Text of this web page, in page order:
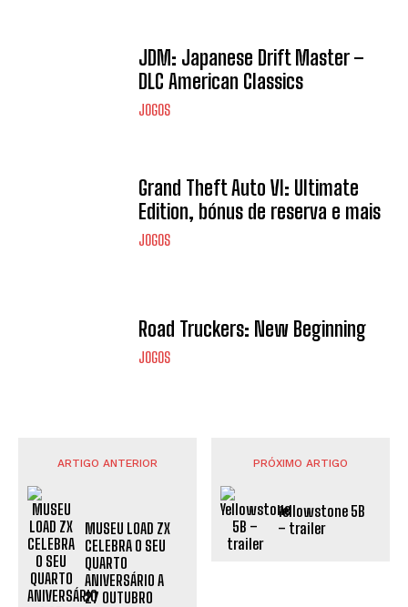
JDM: Japanese Drift Master –
DLC American Classics
JOGOS
Grand Theft Auto VI: Ultimate
Edition, bónus de reserva e mais
JOGOS
Road Truckers: New Beginning
JOGOS
ARTIGO ANTERIOR
MUSEU LOAD ZX
CELEBRA O SEU
QUARTO
ANIVERSÁRIO A
27 OUTUBRO
PRÓXIMO ARTIGO
Yellowstone 5B
– trailer